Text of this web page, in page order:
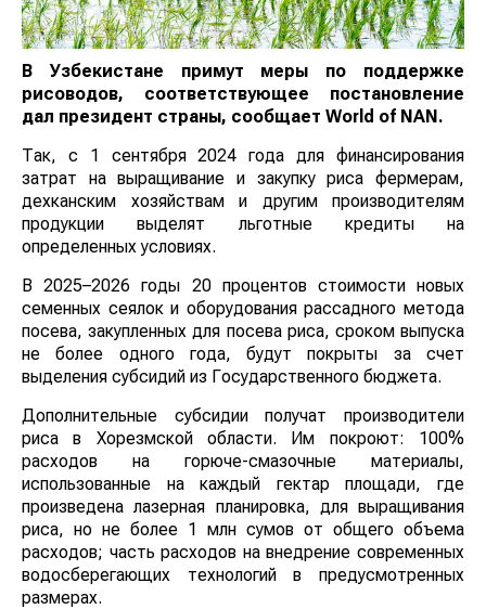
В Узбекистане примут меры по поддержке
рисоводов, соответствующее постановление
дал президент страны, сообщает World of NAN.
Так, с 1 сентября 2024 года для финансирования
затрат на выращивание и закупку риса фермерам,
дехканским хозяйствам и другим производителям
продукции выделят льготные кредиты на
определенных условиях.
В 2025–2026 годы 20 процентов стоимости новых
семенных сеялок и оборудования рассадного метода
посева, закупленных для посева риса, сроком выпуска
не более одного года, будут покрыты за счет
выделения субсидий из Государственного бюджета.
Дополнительные субсидии получат производители
риса в Хорезмской области. Им покроют: 100%
расходов на горюче-смазочные материалы,
использованные на каждый гектар площади, где
произведена лазерная планировка, для выращивания
риса, но не более 1 млн сумов от общего объема
расходов; часть расходов на внедрение современных
водосберегающих технологий в предусмотренных
размерах.